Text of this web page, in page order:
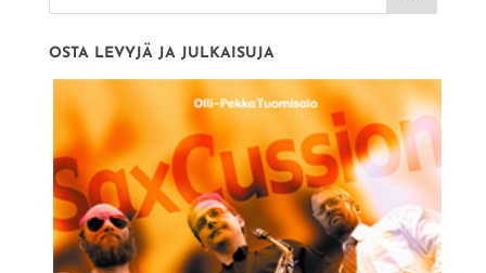
OSTA LEVYJÄ JA JULKAISUJA